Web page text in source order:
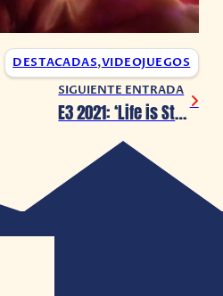
DESTACADAS,VIDEOJUEGOS
SIGUIENTE ENTRADA
E3 2021: ‘Life is Strange: True Colors’ llegará a Nintendo Switch